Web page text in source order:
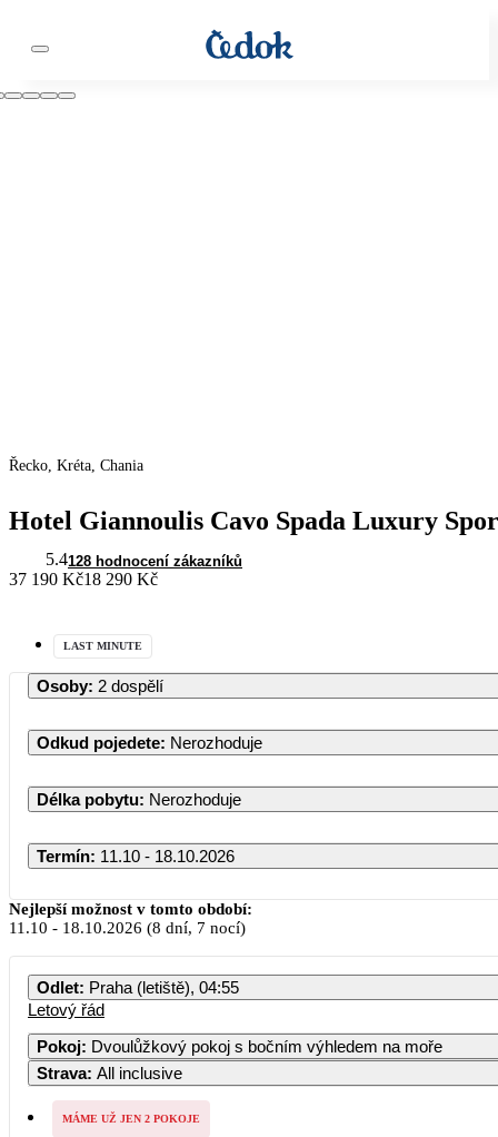
Řecko, Kréta, Chania
Hotel Giannoulis Cavo Spada Luxury
5.4128 hodnocení zákazníků
37 190 Kč18 290 Kč
LAST MINUTE
Osoby: 2 dospělí
Odkud pojedete: Nerozhoduje
Délka pobytu: Nerozhoduje
Termín: 11.10 - 18.10.2026
Nejlepší možnost v tomto období:
11.10 - 18.10.2026 (8 dní, 7 nocí)
Odlet: Praha (letiště), 04:55
Letový řád
Pokoj: Dvoulůžkový pokoj s bočním výhledem na moře
Strava: All inclusive
MÁME UŽ JEN 2 POKOJE